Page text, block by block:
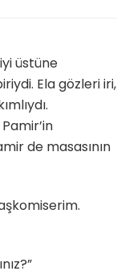
8
için
üstüne
Ela gözleri iri,
de masasının